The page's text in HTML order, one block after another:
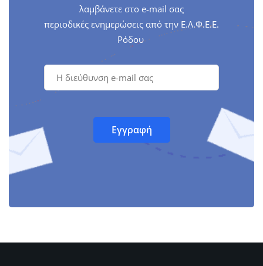
λαμβάνετε στο e-mail σας
περιοδικές ενημερώσεις από την Ε.Λ.Φ.Ε.Ε.
Ρόδου